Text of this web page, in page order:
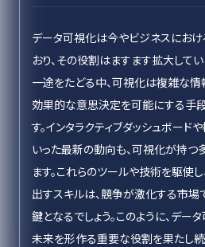
データ可視化は今やビジネスにお
おり、その役割はますます拡大して
一途をたどる中、可視化は複雑な情
効果的な意思決定を可能にする手
す。インタラクティブダッシュボー
いった最新の動向も、可視化が持
ます。これらのツールや技術を駆使
出すスキルは、競争が激化する市
鍵となるでしょう。このように、デ
未来を形作る重要な役割を果たし